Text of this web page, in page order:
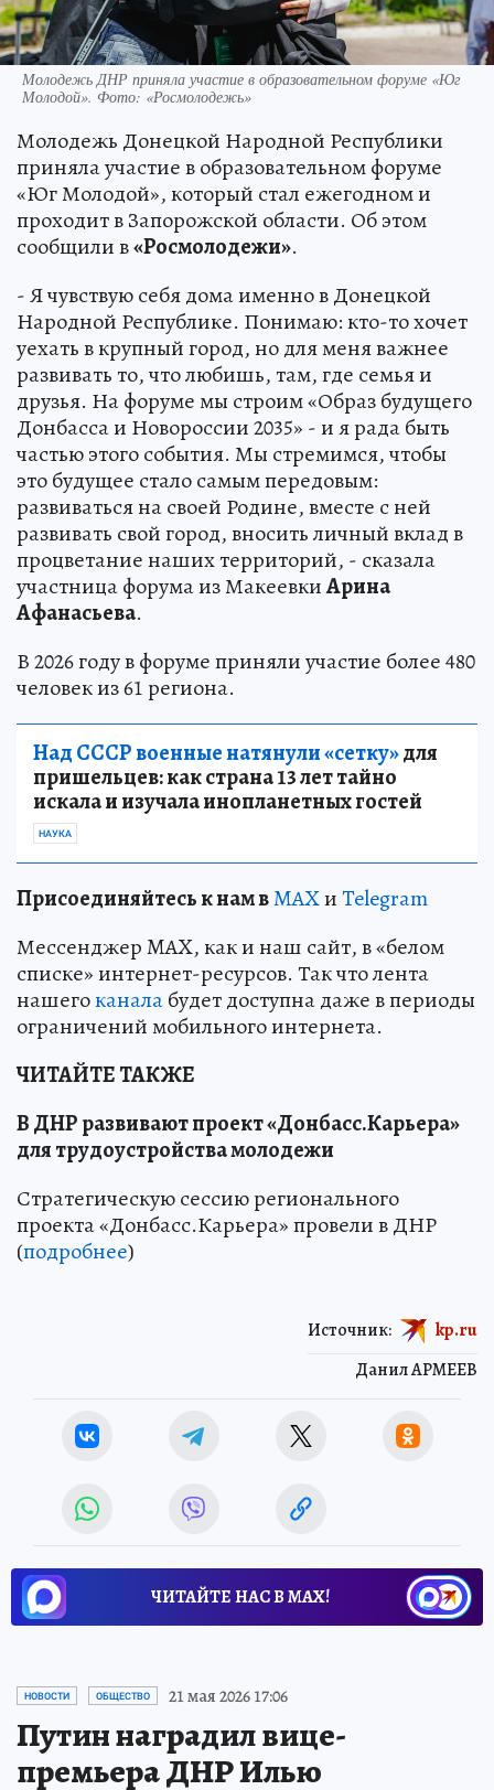
Молодежь ДНР приняла участие в образовательном форуме «Юг
Молодой». Фото: «Росмолодежь»
Молодежь Донецкой Народной Республики
приняла участие в образовательном форуме
«Юг Молодой», который стал ежегодном и
проходит в Запорожской области. Об этом
сообщили в«Росмолодежи».
- Я чувствую себя дома именно в Донецкой
Народной Республике. Понимаю: кто-то хочет
уехать в крупный город, но для меня важнее
развивать то, что любишь, там, где семья и
друзья. На форуме мы строим «Образ будущего
Донбасса и Новороссии 2035» - и я рада быть
частью этого события. Мы стремимся, чтобы
это будущее стало самым передовым:
развиваться на своей Родине, вместе с ней
развивать свой город, вносить личный вклад в
процветание наших территорий, - сказала
участница форума из МакеевкиАрина
Афанасьева.
В 2026 году в форуме приняли участие более 480
человек из 61 региона.
Над СССР военные натянули «сетку»для
пришельцев: как страна 13 лет тайно
искала и изучала инопланетных гостей
НАУКА
Присоединяйтесь к нам вMAXиTelegram
Мессенджер MAX, как и наш сайт, в «белом
списке» интернет-ресурсов. Так что лента
нашегоканалабудет доступна даже в периоды
ограничений мобильного интернета.
ЧИТАЙТЕ ТАКЖЕ
В ДНР развивают проект «Донбасс.Карьера»
для трудоустройства молодежи
Стратегическую сессию регионального
проекта «Донбасс.Карьера» провели в ДНР
(подробнее)
Данил АРМЕЕВ
Источник: kp.ru
ЧИТАЙТЕ НАС В МАХ!
НОВОСТИ ОБЩЕСТВО 21 мая 2026 17:06
Путин наградил вице-
премьера ДНР Илью